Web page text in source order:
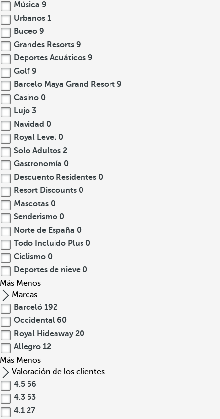
Música 9
Urbanos 1
Buceo 9
Grandes Resorts 9
Deportes Acuáticos 9
Golf 9
Barcelo Maya Grand Resort 9
Casino 0
Lujo 3
Navidad 0
Royal Level 0
Solo Adultos 2
Gastronomía 0
Descuento Residentes 0
Resort Discounts 0
Mascotas 0
Senderismo 0
Norte de España 0
Todo Incluido Plus 0
Ciclismo 0
Deportes de nieve 0
Más Menos
Marcas
Barceló 192
Occidental 60
Royal Hideaway 20
Allegro 12
Más Menos
Valoración de los clientes
4.5 56
4.3 53
4.1 27